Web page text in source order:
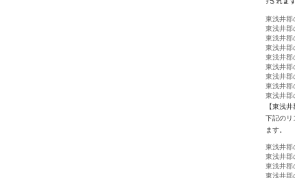
ｦされます
東浅井郡
東浅井郡
東浅井郡
東浅井郡
東浅井郡
東浅井郡
東浅井郡
東浅井郡
東浅井郡
【東浅
下記のリ
ます。
東浅井郡
東浅井郡
東浅井郡
東浅井郡